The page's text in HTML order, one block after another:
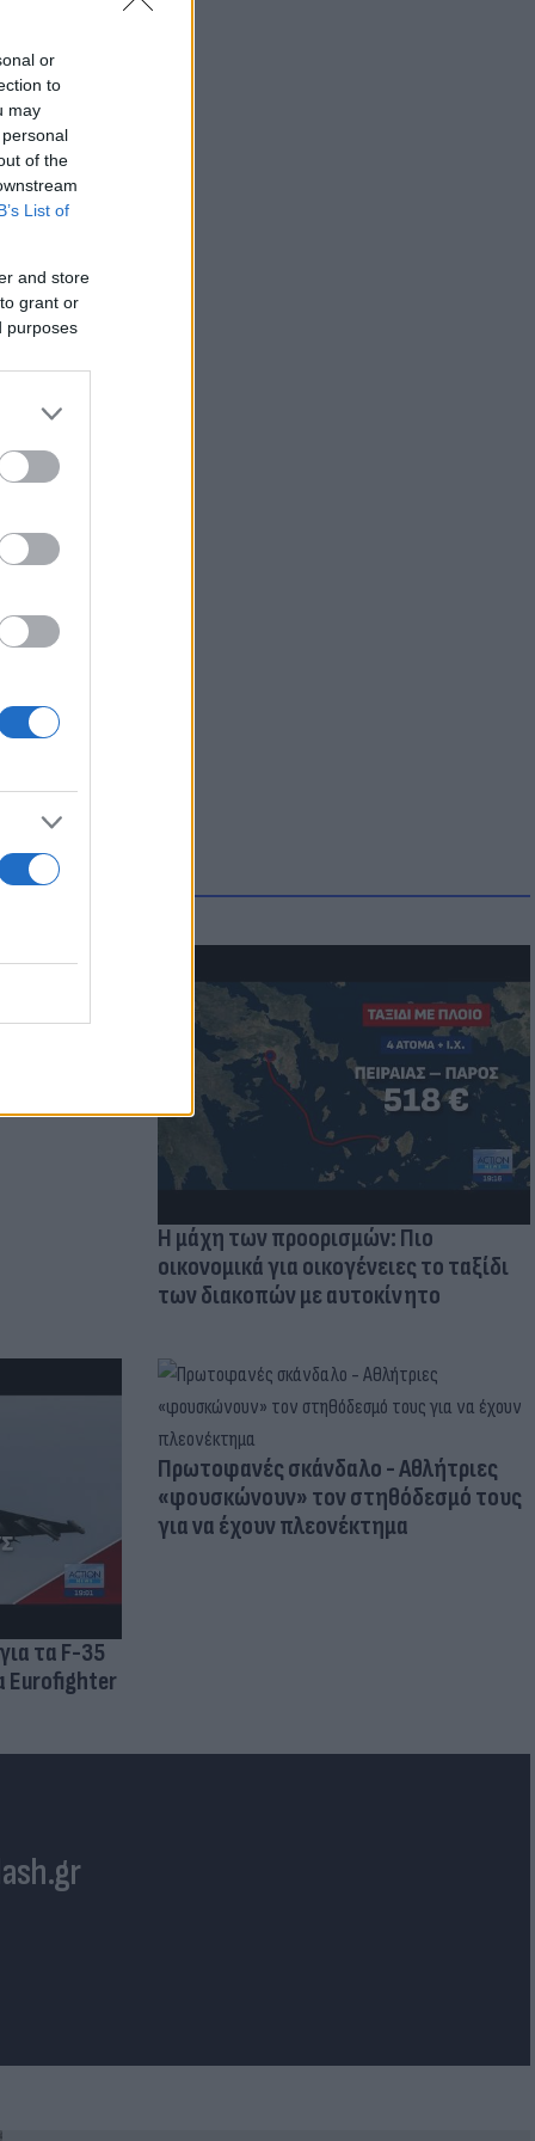
or
to
may
of the
List of
and store
grant or
purposes
τους
με το
Η μάχη των προορισμών: Πιο
οικονομικά για οικογένειες το ταξίδι
των διακοπών με αυτοκίνητο
τα F-35
Eurofighter
Πρωτοφανές σκάνδαλο - Aθλήτριες
«φουσκώνουν» τον στηθόδεσμό τους
για να έχουν πλεονέκτημα